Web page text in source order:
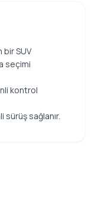
SUV
seçimi
kontrol
sağlanır.